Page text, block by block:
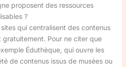
proposent des ressources
?
qui centralisent des contenus
Pour ne citer que
Éduthèque, qui ouvre les
de contenus issus de musées ou